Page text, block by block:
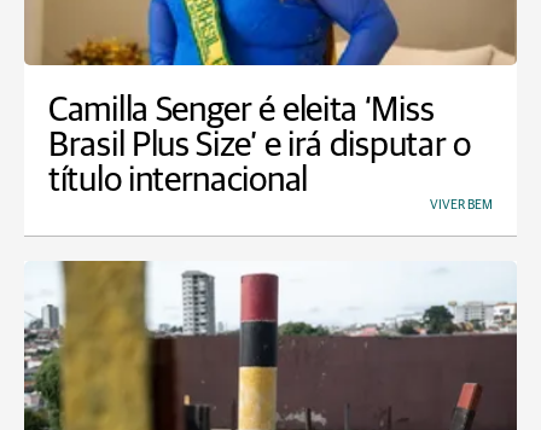
Camilla Senger é eleita ‘Miss
Brasil Plus Size’ e irá disputar o
título internacional
VIVER BEM